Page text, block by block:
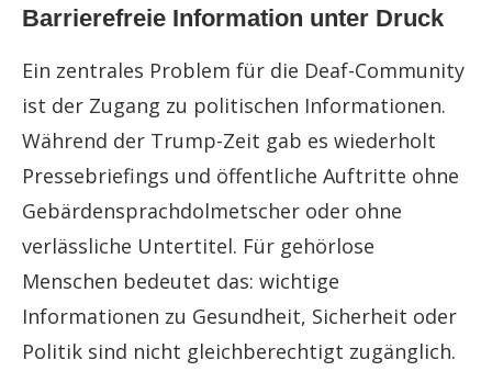
Barrierefreie Information unter Druck
Ein zentrales Problem für die Deaf-Community
ist der Zugang zu politischen Informationen.
Während der Trump-Zeit gab es wiederholt
Pressebriefings und öffentliche Auftritte ohne
Gebärdensprachdolmetscher oder ohne
verlässliche Untertitel. Für gehörlose
Menschen bedeutet das: wichtige
Informationen zu Gesundheit, Sicherheit oder
Politik sind nicht gleichberechtigt zugänglich.